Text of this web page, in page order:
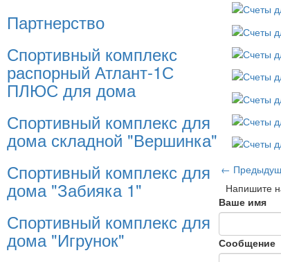
Партнерство
Спортивный комплекс
распорный Атлант-1С
ПЛЮС для дома
Спортивный комплекс для
дома складной "Вершинка"
Спортивный комплекс для
дома "Забияка 1"
Спортивный комплекс для
дома "Игрунок"
←
Напишите
Ваше имя
Сообщение